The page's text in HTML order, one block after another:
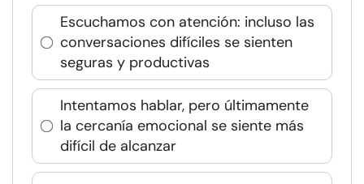
Escuchamos con atención: incluso las
conversaciones difíciles se sienten
seguras y productivas
Intentamos hablar, pero últimamente
la cercanía emocional se siente más
difícil de alcanzar